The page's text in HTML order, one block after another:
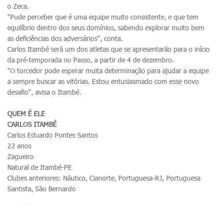
o Zeca.
"Pude perceber que é uma equipe muito consistente, e que tem
equilíbrio dentro dos seus domínios, sabendo explorar muito bem
as deficiências dos adversários", conta.
Carlos Itambé será um dos atletas que se apresentarão para o início
da pré-temporada no Passo, a partir de 4 de dezembro.
"O torcedor pode esperar muita determinação para ajudar a equipe
a sempre buscar as vitórias. Estou entusiasmado com esse novo
desafio", avisa o Itambé.
QUEM É ELE
CARLOS ITAMBÉ
Carlos Eduardo Pontes Santos
22 anos
Zagueiro
Natural de Itambé-PE
Clubes anteriores: Náutico, Cianorte, Portuguesa-RJ, Portuguesa
Santista, São Bernardo